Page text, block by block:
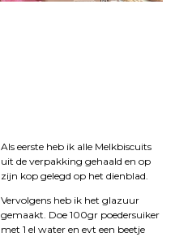
Als eerste heb ik alle Melkbiscuits
uit de verpakking gehaald en op
zijn kop gelegd op het dienblad.
Vervolgens heb ik het glazuur
gemaakt. Doe 100gr poedersuiker
met 1 el water en evt een beetje